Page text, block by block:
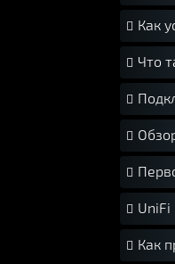
Как
Что
Обзор
UniFi
Как